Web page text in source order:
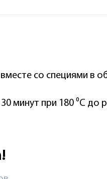
со специями в
минут при 180 ⁰С до